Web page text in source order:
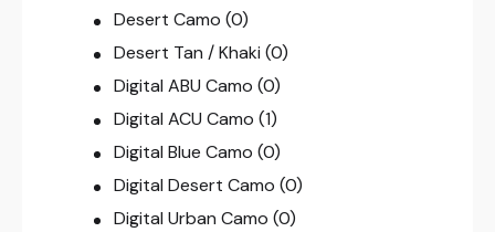
Desert Camo (0)
Desert Tan / Khaki (0)
Digital ABU Camo (0)
Digital ACU Camo (1)
Digital Blue Camo (0)
Digital Desert Camo (0)
Digital Urban Camo (0)